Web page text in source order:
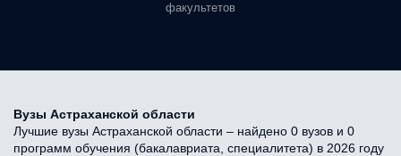
факультетов
Вузы Астраханской области
Лучшие вузы Астраханской области – найдено 0 вузов и 0
программ обучения (бакалавриата, специалитета) в 2026 году